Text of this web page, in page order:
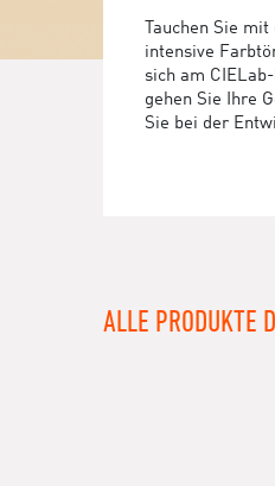
Tauchen Sie
intensive
sich am
gehen Sie Ihre
Sie bei der
ALLE PRODUKTE